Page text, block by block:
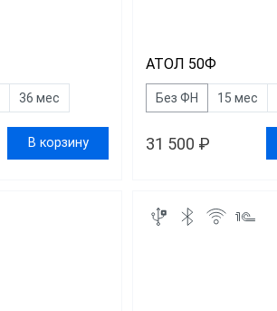
36 мес
В корзину
АТОЛ 50Ф
Без ФН 15 мес
31 500 ₽